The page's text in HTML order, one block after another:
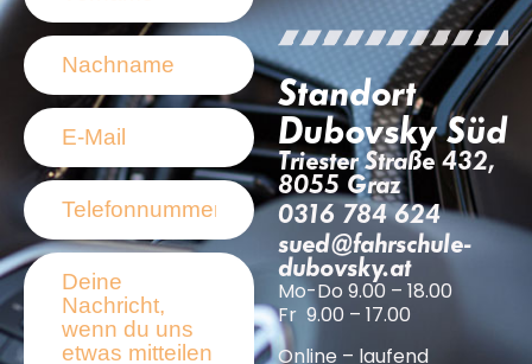
Standort
Dubovsky Süd
Triester Straße 432,
8055 Graz
0316 784 624
sued@fahrschule-
dubovsky.at
Mo-Do 9.00 – 18.00
Fr 9.00 – 17.00
Online – laufend